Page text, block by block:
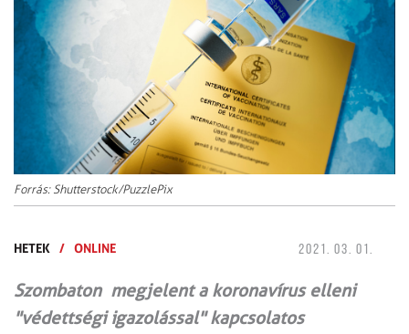
Forrás: Shutterstock/PuzzlePix
HETEK / ONLINE 2021. 03. 01.
Szombaton megjelent a koronavírus elleni
"védettségi igazolással" kapcsolatos